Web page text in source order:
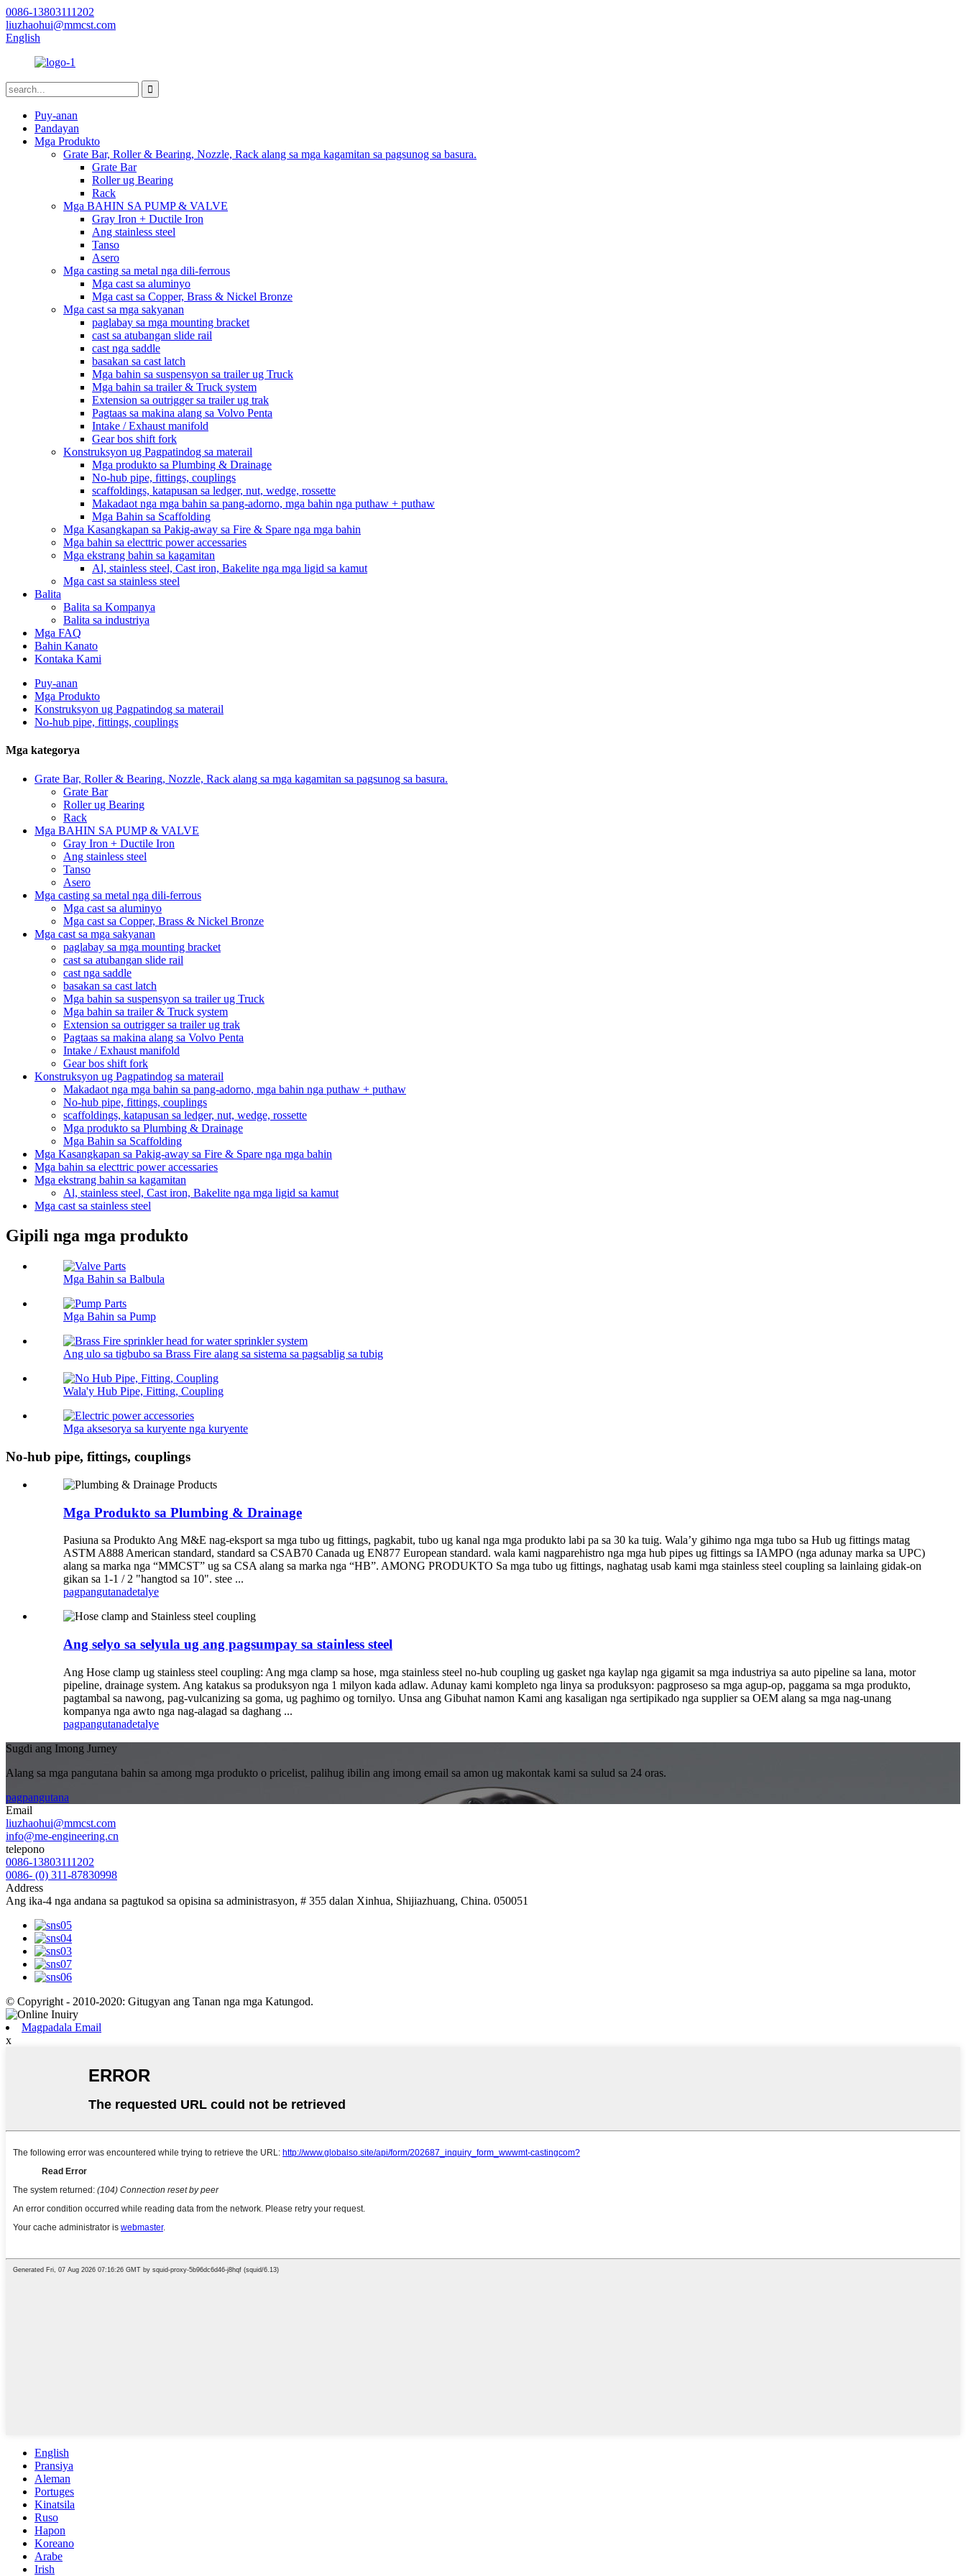
0086-13803111202
liuzhaohui@mmcst.com
English
Puy-anan
Pandayan
Mga Produkto
Grate Bar, Roller & Bearing, Nozzle, Rack alang sa mga kagamitan sa pagsunog sa basura.
Grate Bar
Roller ug Bearing
Rack
Mga BAHIN SA PUMP & VALVE
Gray Iron + Ductile Iron
Ang stainless steel
Tanso
Asero
Mga casting sa metal nga dili-ferrous
Mga cast sa aluminyo
Mga cast sa Copper, Brass & Nickel Bronze
Mga cast sa mga sakyanan
paglabay sa mga mounting bracket
cast sa atubangan slide rail
cast nga saddle
basakan sa cast latch
Mga bahin sa suspensyon sa trailer ug Truck
Mga bahin sa trailer & Truck system
Extension sa outrigger sa trailer ug trak
Pagtaas sa makina alang sa Volvo Penta
Intake / Exhaust manifold
Gear bos shift fork
Konstruksyon ug Pagpatindog sa materail
Mga produkto sa Plumbing & Drainage
No-hub pipe, fittings, couplings
scaffoldings, katapusan sa ledger, nut, wedge, rossette
Makadaot nga mga bahin sa pang-adorno, mga bahin nga puthaw + puthaw
Mga Bahin sa Scaffolding
Mga Kasangkapan sa Pakig-away sa Fire & Spare nga mga bahin
Mga bahin sa electtric power accessaries
Mga ekstrang bahin sa kagamitan
Al, stainless steel, Cast iron, Bakelite nga mga ligid sa kamut
Mga cast sa stainless steel
Balita
Balita sa Kompanya
Balita sa industriya
Mga FAQ
Bahin Kanato
Kontaka Kami
Puy-anan
Mga Produkto
Konstruksyon ug Pagpatindog sa materail
No-hub pipe, fittings, couplings
Mga kategorya
Grate Bar, Roller & Bearing, Nozzle, Rack alang sa mga kagamitan sa pagsunog sa basura.
Grate Bar
Roller ug Bearing
Rack
Mga BAHIN SA PUMP & VALVE
Gray Iron + Ductile Iron
Ang stainless steel
Tanso
Asero
Mga casting sa metal nga dili-ferrous
Mga cast sa aluminyo
Mga cast sa Copper, Brass & Nickel Bronze
Mga cast sa mga sakyanan
paglabay sa mga mounting bracket
cast sa atubangan slide rail
cast nga saddle
basakan sa cast latch
Mga bahin sa suspensyon sa trailer ug Truck
Mga bahin sa trailer & Truck system
Extension sa outrigger sa trailer ug trak
Pagtaas sa makina alang sa Volvo Penta
Intake / Exhaust manifold
Gear bos shift fork
Konstruksyon ug Pagpatindog sa materail
Makadaot nga mga bahin sa pang-adorno, mga bahin nga puthaw + puthaw
No-hub pipe, fittings, couplings
scaffoldings, katapusan sa ledger, nut, wedge, rossette
Mga produkto sa Plumbing & Drainage
Mga Bahin sa Scaffolding
Mga Kasangkapan sa Pakig-away sa Fire & Spare nga mga bahin
Mga bahin sa electtric power accessaries
Mga ekstrang bahin sa kagamitan
Al, stainless steel, Cast iron, Bakelite nga mga ligid sa kamut
Mga cast sa stainless steel
Gipili nga mga produkto
Mga Bahin sa Balbula
Mga Bahin sa Pump
Ang ulo sa tigbubo sa Brass Fire alang sa sistema sa pagsablig sa tubig
Wala'y Hub Pipe, Fitting, Coupling
Mga aksesorya sa kuryente nga kuryente
No-hub pipe, fittings, couplings
Mga Produkto sa Plumbing & Drainage
Pasiuna sa Produkto Ang M&E nag-eksport sa mga tubo ug fittings, pagkabit, tubo ug kanal nga mga produkto labi pa sa 30 ka tuig. Wala’y gihimo nga mga tubo sa Hub ug fittings matag
ASTM A888 American standard, standard sa CSAB70 Canada ug EN877 European standard. wala kami nagparehistro nga mga hub pipes ug fittings sa IAMPO (nga adunay marka sa UPC)
alang sa marka nga “MMCST” ug sa CSA alang sa marka nga “HB”. AMONG PRODUKTO Sa mga tubo ug fittings, naghatag usab kami mga stainless steel coupling sa lainlaing gidak-on
gikan sa 1-1 / 2 "hangtod sa 10". stee ...
pagpangutanadetalye
Ang selyo sa selyula ug ang pagsumpay sa stainless steel
Ang Hose clamp ug stainless steel coupling: Ang mga clamp sa hose, mga stainless steel no-hub coupling ug gasket nga kaylap nga gigamit sa mga industriya sa auto pipeline sa lana, motor
pipeline, drainage system. Ang katakus sa produksyon nga 1 milyon kada adlaw. Adunay kami kompleto nga linya sa produksyon: pagproseso sa mga agup-op, paggama sa mga produkto,
pagtambal sa nawong, pag-vulcanizing sa goma, ug paghimo og tornilyo. Unsa ang Gibuhat namon Kami ang kasaligan nga sertipikado nga supplier sa OEM alang sa mga nag-unang
kompanya nga awto nga nag-alagad sa daghang ...
pagpangutanadetalye
Sugdi ang Imong Jurney
Alang sa mga pangutana bahin sa among mga produkto o pricelist, palihug ibilin ang imong email sa amon ug makontak kami sa sulud sa 24 oras.
pagpangutana
Email
liuzhaohui@mmcst.com
info@me-engineering.cn
telepono
0086-13803111202
0086- (0) 311-87830998
Address
Ang ika-4 nga andana sa pagtukod sa opisina sa administrasyon, # 355 dalan Xinhua, Shijiazhuang, China. 050051
© Copyright - 2010-2020: Gitugyan ang Tanan nga mga Katungod.
Magpadala Email
x
English
Pransiya
Aleman
Portuges
Kinatsila
Ruso
Hapon
Koreano
Arabe
Irish